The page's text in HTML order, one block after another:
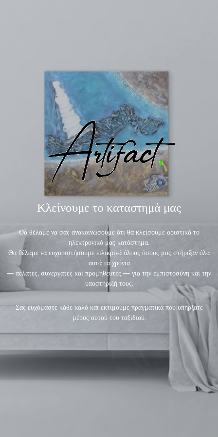
Κλείνουμε το καταστημά μας
Θα θέλαμε να σας ανακοινώσουμε ότι θα κλείσουμε οριστικά το
ηλεκτρονικό μας κατάστημα.
Θα θέλαμε να ευχαριστήσουμε ειλικρινά όλους όσους μας στήριξαν όλα
αυτά τα χρόνια
— πελάτες, συνεργάτες και προμηθευτές — για την εμπιστοσύνη και την
υποστήριξή τους.
Σας ευχόμαστε κάθε καλό και εκτιμούμε πραγματικά που υπήρξατε
μέρος αυτού του ταξιδιού.